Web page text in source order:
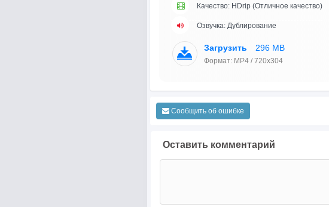
Качество: HDrip (Отличное качество)
Озвучка: Дублирование
Загрузить 296 MB
Формат: MP4 / 720x304
Сообщить об ошибке
Оставить комментарий